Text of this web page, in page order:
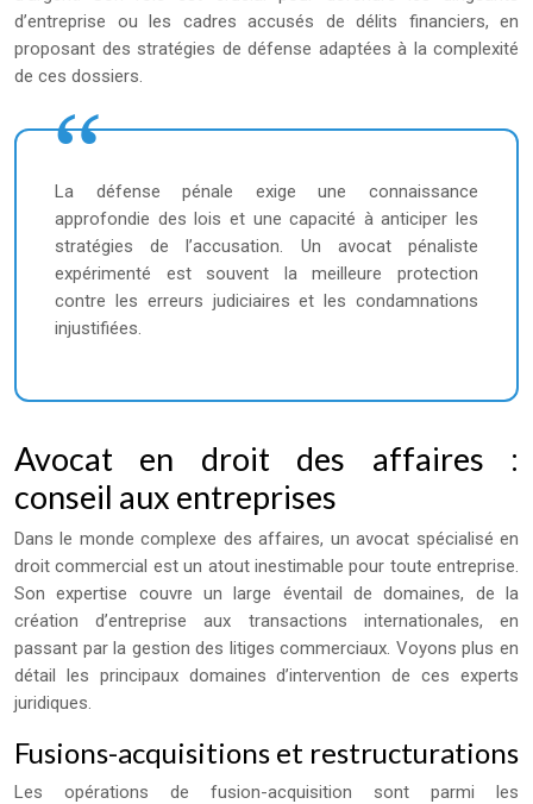
d’entreprise ou les cadres accusés de délits financiers, en
proposant des stratégies de défense adaptées à la complexité
de ces dossiers.
La défense pénale exige une connaissance
approfondie des lois et une capacité à anticiper les
stratégies de l’accusation. Un avocat pénaliste
expérimenté est souvent la meilleure protection
contre les erreurs judiciaires et les condamnations
injustifiées.
Avocat en droit des affaires :
conseil aux entreprises
Dans le monde complexe des affaires, un avocat spécialisé en
droit commercial est un atout inestimable pour toute entreprise.
Son expertise couvre un large éventail de domaines, de la
création d’entreprise aux transactions internationales, en
passant par la gestion des litiges commerciaux. Voyons plus en
détail les principaux domaines d’intervention de ces experts
juridiques.
Fusions-acquisitions et restructurations
Les opérations de fusion-acquisition sont parmi les